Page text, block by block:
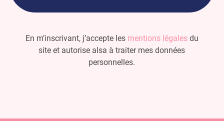
En m’inscrivant, j’accepte les mentions légalesdu
site et autorise alsa à traiter mes données
personnelles.